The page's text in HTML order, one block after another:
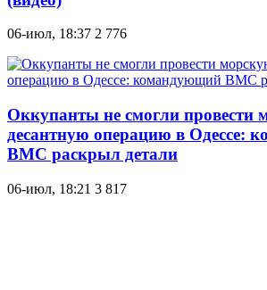
06-июл, 18:37 2 776
Оккупанты не смогли провести
десантную операцию в Одессе:
ВМС раскрыл детали
06-июл, 18:21 3 817